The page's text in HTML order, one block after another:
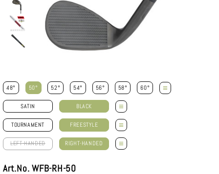
48° 50° 52° 54° 56° 58° 60° ≡
SATIN BLACK ≡
TOURNAMENT FREESTYLE ≡
LEFT-HANDED RIGHT-HANDED ≡
Art.No. WFB-RH-50